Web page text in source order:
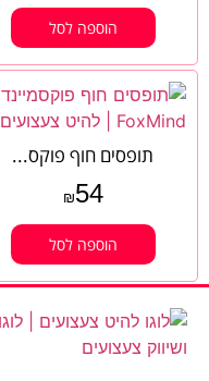
הוספה לסל
תופסים חוף פוקס...
₪54
הוספה לסל